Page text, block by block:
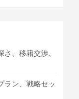
、移籍交渉、
ラン、戦略セッ